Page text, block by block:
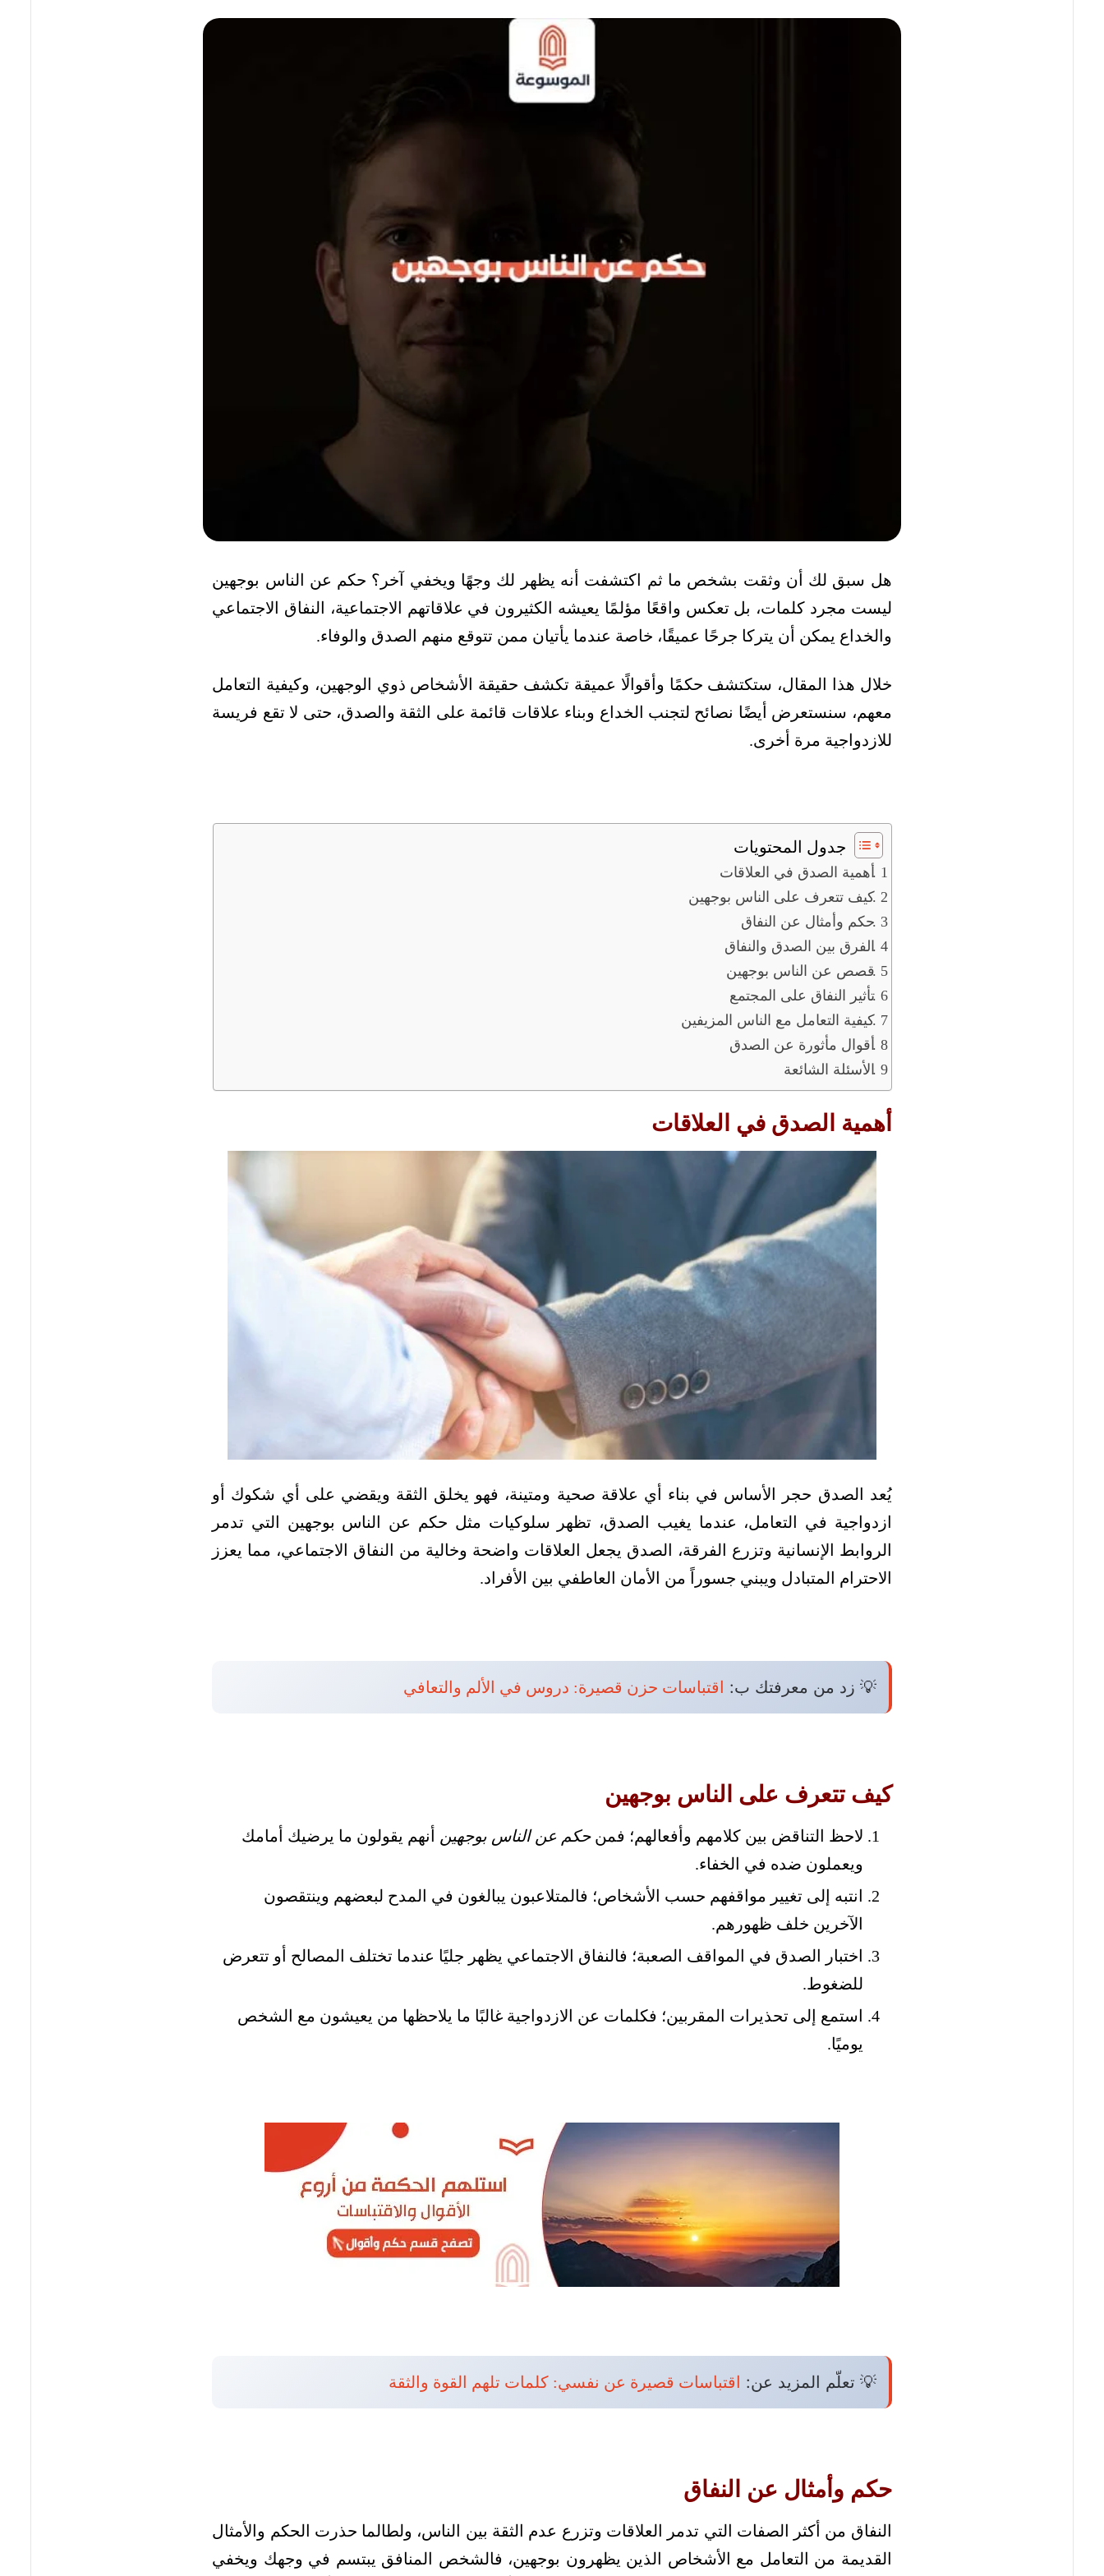
هل سبق لك أن وثقت بشخص ما ثم اكتشفت أنه يظهر لك وجهًا ويخفي آخر؟ حكم عن الناس بوجهين
ليست مجرد كلمات، بل تعكس واقعًا مؤلمًا يعيشه الكثيرون في علاقاتهم الاجتماعية، النفاق الاجتماعي
والخداع يمكن أن يتركا جرحًا عميقًا، خاصة عندما يأتيان ممن تتوقع منهم الصدق والوفاء.
خلال هذا المقال، ستكتشف حكمًا وأقوالًا عميقة تكشف حقيقة الأشخاص ذوي الوجهين، وكيفية التعامل
معهم، سنستعرض أيضًا نصائح لتجنب الخداع وبناء علاقات قائمة على الثقة والصدق، حتى لا تقع فريسة
للازدواجية مرة أخرى.
جدول المحتويات
أهمية الصدق في العلاقات
كيف تتعرف على الناس بوجهين
حكم وأمثال عن النفاق
الفرق بين الصدق والنفاق
قصص عن الناس بوجهين
تأثير النفاق على المجتمع
كيفية التعامل مع الناس المزيفين
أقوال مأثورة عن الصدق
الأسئلة الشائعة
أهمية الصدق في العلاقات
يُعد الصدق حجر الأساس في بناء أي علاقة صحية ومتينة، فهو يخلق الثقة ويقضي على أي شكوك أو
ازدواجية في التعامل، عندما يغيب الصدق، تظهر سلوكيات مثل حكم عن الناس بوجهين التي تدمر
الروابط الإنسانية وتزرع الفرقة، الصدق يجعل العلاقات واضحة وخالية من النفاق الاجتماعي، مما يعزز
الاحترام المتبادل ويبني جسوراً من الأمان العاطفي بين الأفراد.
💡 زد من معرفتك ب: اقتباسات حزن قصيرة: دروس في الألم والتعافي
كيف تتعرف على الناس بوجهين
لاحظ التناقض بين كلامهم وأفعالهم؛ فمنحكم عن الناس بوجهين
أنهم يقولون ما يرضيك أمامك
ويعملون ضده في الخفاء.
انتبه إلى تغيير مواقفهم حسب الأشخاص؛ فالمتلاعبون يبالغون في المدح لبعضهم وينتقصون
الآخرين خلف ظهورهم.
اختبار الصدق في المواقف الصعبة؛ فالنفاق الاجتماعي يظهر جليًا عندما تختلف المصالح أو تتعرض
للضغوط.
استمع إلى تحذيرات المقربين؛ فكلمات عن الازدواجية غالبًا ما يلاحظها من يعيشون مع الشخص
يوميًا.
💡 تعلّم المزيد عن: اقتباسات قصيرة عن نفسي: كلمات تلهم القوة والثقة
حكم وأمثال عن النفاق
النفاق من أكثر الصفات التي تدمر العلاقات وتزرع عدم الثقة بين الناس، ولطالما حذرت الحكم والأمثال
القديمة من التعامل مع الأشخاص الذين يظهرون بوجهين، فالشخص المنافق يبتسم في وجهك ويخفي